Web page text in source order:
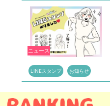
ニュース
LINEスタンプ お知らせ